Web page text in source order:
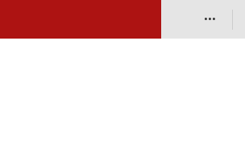
•••